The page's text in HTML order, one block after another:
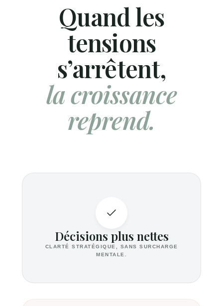
Quand les
tensions
s’arrêtent,
la croissance
reprend.
Décisions plus nettes
CLARTÉ STRATÉGIQUE, SANS SURCHARGE
MENTALE.